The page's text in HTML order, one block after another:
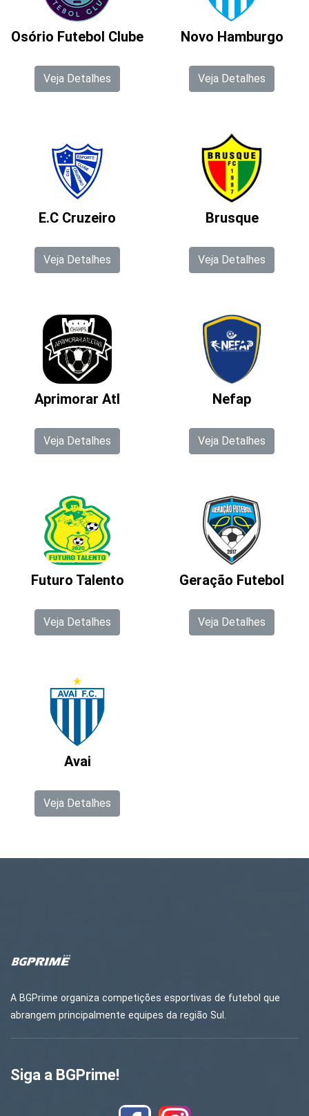
Osório Futebol Clube
Veja Detalhes
Novo Hamburgo
Veja Detalhes
E.C Cruzeiro
Veja Detalhes
Brusque
Veja Detalhes
Aprimorar Atl
Veja Detalhes
Nefap
Veja Detalhes
Futuro Talento
Veja Detalhes
Geração Futebol
Veja Detalhes
Avai
Veja Detalhes
A BGPrime organiza competições esportivas de futebol que
abrangem principalmente equipes da região Sul.
Siga a BGPrime!